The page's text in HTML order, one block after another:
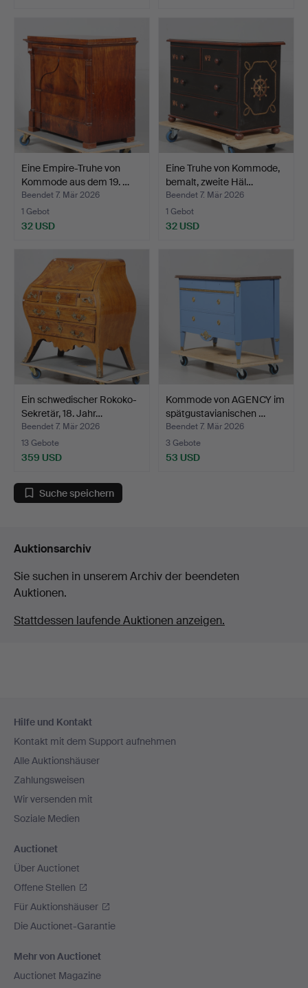
Eine Empire-Truhe von
Kommode aus dem 19. …
Beendet 7. Mär 2026
1 Gebot
32 USD
Eine Truhe von Kommode,
bemalt, zweite Häl…
Beendet 7. Mär 2026
1 Gebot
32 USD
Ein schwedischer Rokoko-
Sekretär, 18. Jahr…
Beendet 7. Mär 2026
13 Gebote
359 USD
Kommode von AGENCY im
spätgustavianischen …
Beendet 7. Mär 2026
3 Gebote
53 USD
Suche speichern
Auktionsarchiv
Sie suchen in unserem Archiv der beendeten
Auktionen.
Stattdessen laufende Auktionen anzeigen.
Navigation
Hilfe und Kontakt
Kontakt mit dem Support aufnehmen
Alle Auktionshäuser
Zahlungsweisen
Wir versenden mit
Soziale Medien
Auctionet
Über Auctionet
Offene Stellen
Für Auktionshäuser
Die Auctionet-Garantie
Mehr von Auctionet
Auctionet Magazine